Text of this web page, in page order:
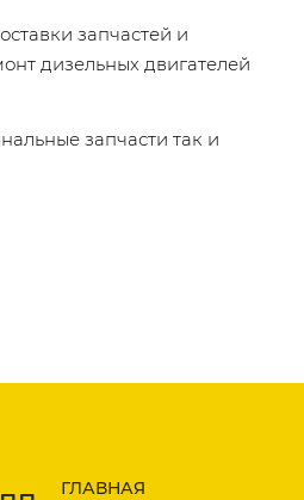
запчастей и
дизельных двигателей
запчасти так и
ГЛАВНАЯ